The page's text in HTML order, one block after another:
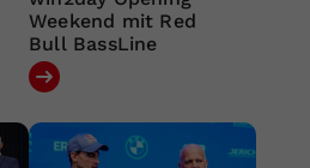
Weekend mit Red
Bull BassLine